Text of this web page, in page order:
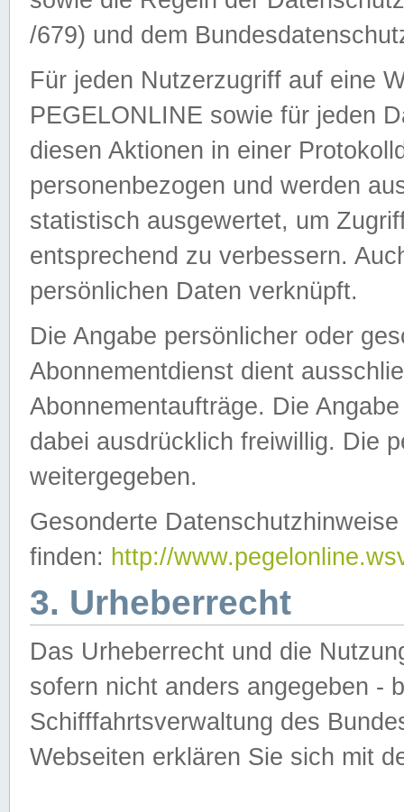
/679) und dem
Für jeden Nutzerzugriff auf eine
PEGELONLINE sowie für jeden
diesen Aktionen in einer
personenbezogen und werden
statistisch ausgewertet, um
entsprechend zu verbessern.
persönlichen Daten verknüpft.
Die Angabe persönlicher oder
Abonnementdienst dient
Abonnementaufträge. Die
dabei ausdrücklich freiwillig. Die
weitergegeben.
Gesonderte
finden: http://
3. Urheberrecht
Das Urheberrecht und die
sofern nicht anders angegeben -
Schifffahrtsverwaltung des
Webseiten erklären Sie sich mit